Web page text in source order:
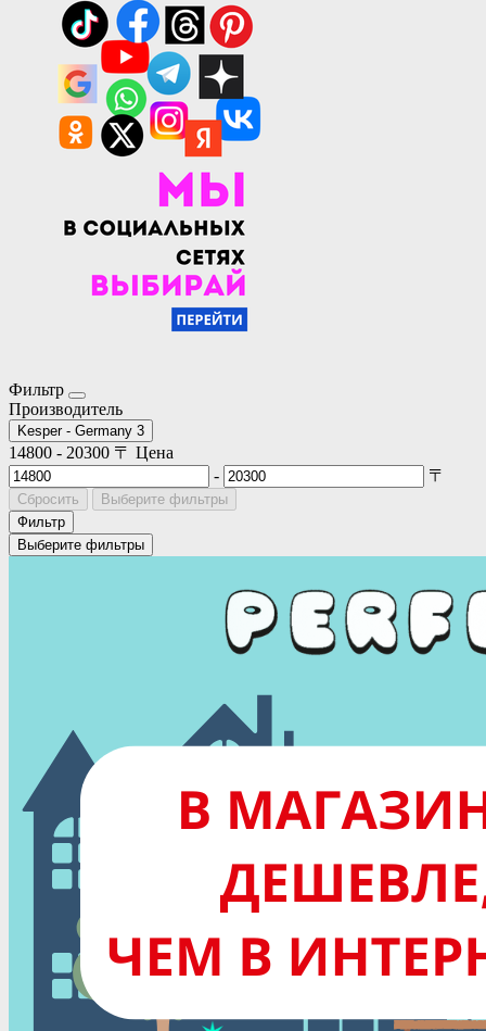
Фильтр
Производитель
Kesper - Germany 3
14800 - 20300 〒 Цена
-
〒
Сбросить
Выберите фильтры
Фильтр
Выберите фильтры